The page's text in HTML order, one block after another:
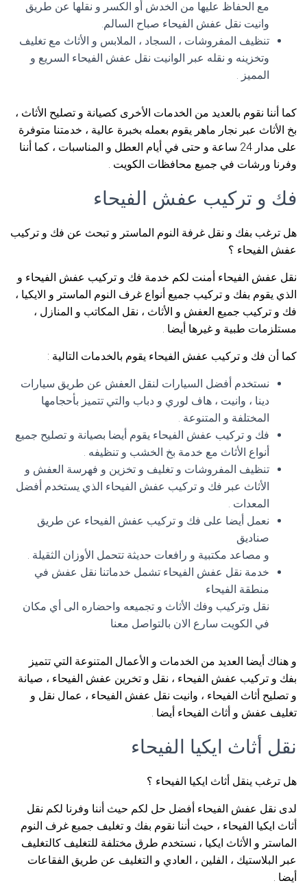
مع الحفاظ عليها من الخدش أو الكسر و نقلها عن طريق
وانيت نقل عفش الفيحاء صباح السالم.
تنظيف المفروشات ، السجاد ، الملابس و الأثاث مع تغليف
وتخزينه و نقله عبر الوانيت نقل عفش الفيحاء السريع و
المميز .
كما أننا نقوم بالعديد من الخدمات الأخرى كصيانة و تصليح الأثاث ،
بخ الأثاث عبر نجار ماهر يقوم بعمله بخبرة عالية ، خدمتنا متوفرة
على مدار 24 ساعة و حتى في أيام العطل و المناسبات ، كما أننا
وفرنا ورشات في جميع محافظات الكويت .
فك و تركيب عفش الفيحاء
هل ترغب بفك و نقل غرفة النوم الماستر و تبحث عن فك و تركيب
عفش الفيحاء ؟
نقل عفش الفيحاء أمنت لكم خدمة فك و تركيب عفش الفيحاء و
الذي يقوم بفك و تركيب جميع أنواع غرف النوم الماستر و الايكيا ،
فك و تركيب جميع العفش و الأثاث ، نقل المكاتب و المنازل ،
مستلزمات طبية و غيرها أيضا .
كما أن فك و تركيب عفش الفيحاء يقوم بالخدمات التالية :
نستخدم أفضل السيارات لنقل العفش عن طريق سيارات
دينا ، وانيت ، هاف لوري و دباب والتي تتميز بأحجامها
المختلفة و المتنوعة .
فك و تركيب عفش الفيحاء يقوم أيضا بصيانة و تصليح جميع
أنواع الأثاث مع خدمة بخ الخشب و تنظيفه .
تنظيف المفروشات و تغليف و تخزين و فهرسة العفش و
الأثاث عبر فك و تركيب عفش الفيحاء الذي يستخدم أفضل
المعدات .
نعمل أيضا على فك و تركيب عفش الفيحاء عن طريق
صناديق
و مصاعد مكتبية و رافعات حديثة تتحمل الأوزان الثقيلة .
خدمة نقل عفش الفيحاء تشمل خدماتنا نقل عفش في
منطقة الفيحاء
نقل وتركيب وفك الأثاث و تجميعه واحضاره الى أي مكان
في الكويت سارع الان بالتواصل معنا
و هناك أيضا العديد من الخدمات و الأعمال المتنوعة التي تتميز
بفك و تركيب عفش الفيحاء ، نقل و تخرين عفش الفيحاء ، صيانة
و تصليح أثاث الفيحاء ، وانيت نقل عفش الفيحاء ، عمال نقل و
تغليف عفش و أثاث الفيحاء أيضا .
نقل أثاث ايكيا الفيحاء
هل ترغب ينقل أثاث ايكيا الفيحاء ؟
لدى نقل عفش الفيحاء أفضل حل لكم حيث أننا وفرنا لكم نقل
أثاث ايكيا الفيحاء ، حيث أننا نقوم بفك و تغليف جميع غرف النوم
الماستر و الأثاث ايكيا ، نستخدم طرق مختلفة للتغليف كالتغليف
عبر البلاستيك ، الفلين ، العادي و التغليف عن طريق الفقاعات
أيضا .